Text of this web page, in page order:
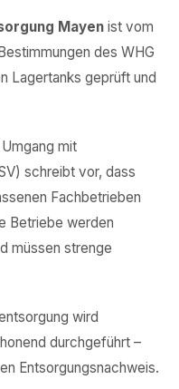
Mayen ist vom
des WHG
Lagertanks geprüft und
mit
schreibt vor, dass
Fachbetrieben
Betriebe werden
müssen strenge
wird
durchgeführt –
Entsorgungsnachweis.